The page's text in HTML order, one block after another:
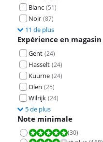
Blanc (51)
Noir (87)
11 de plus
Expérience en magasin
Gent (24)
Hasselt (24)
Kuurne (24)
Olen (25)
Wilrijk (24)
5 de plus
Note minimale
La note est 10 sur 10.
(30)